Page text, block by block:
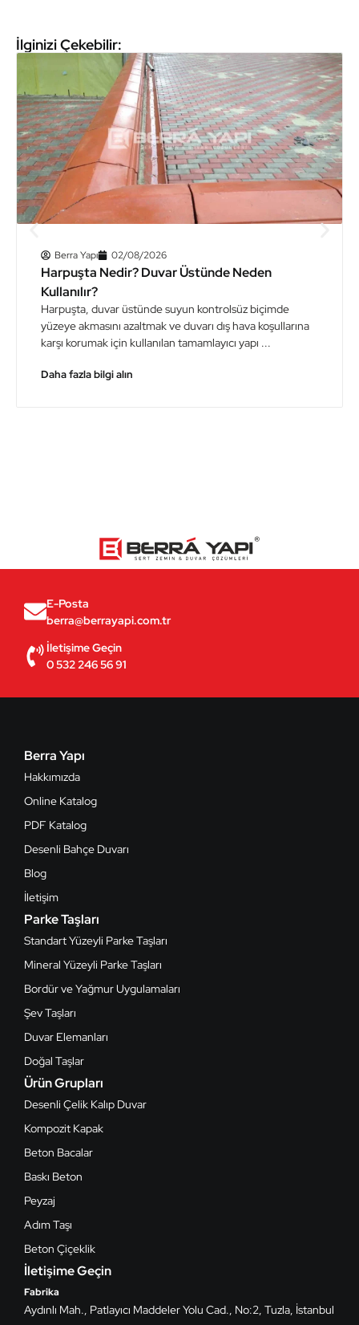
İlginizi Çekebilir:
Berra Yapı 02/08/2026
Harpuşta Nedir? Duvar Üstünde Neden
Kullanılır?
Harpuşta, duvar üstünde suyun kontrolsüz biçimde
yüzeye akmasını azaltmak ve duvarı dış hava koşullarına
karşı korumak için kullanılan tamamlayıcı yapı ...
Daha fazla bilgi alın
İletişime Geçin
0 532 246 56 91
E-Posta
berra@berrayapi.com.tr
Berra Yapı
Hakkımızda
Online Katalog
PDF Katalog
Desenli Bahçe Duvarı
Blog
İletişim
Parke Taşları
Standart Yüzeyli Parke Taşları
Mineral Yüzeyli Parke Taşları
Bordür ve Yağmur Uygulamaları
Şev Taşları
Duvar Elemanları
Doğal Taşlar
Ürün Grupları
Desenli Çelik Kalıp Duvar
Kompozit Kapak
Beton Bacalar
Baskı Beton
Peyzaj
Adım Taşı
Beton Çiçeklik
İletişime Geçin
Fabrika
Aydınlı Mah., Patlayıcı Maddeler Yolu Cad., No:2, Tuzla, İstanbul